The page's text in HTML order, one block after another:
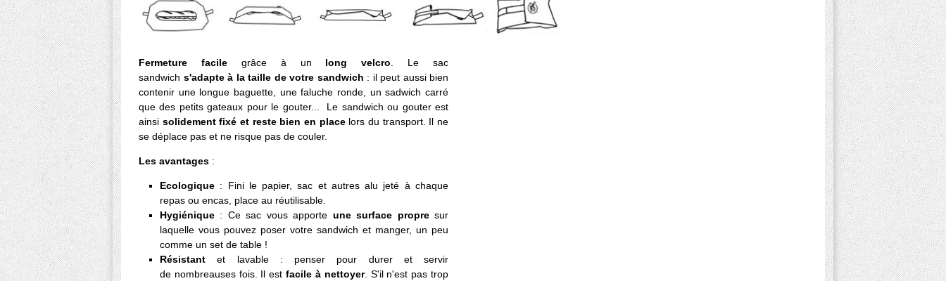
Fermeture facile grâce à un long velcro. Le sac
sandwich s'adapte à la taille de votre sandwich : il peut aussi bien
contenir une longue baguette, une faluche ronde, un sadwich carré
que des petits gateaux pour le gouter... Le sandwich ou gouter est
ainsi solidement fixé et reste bien en place lors du transport. Il ne
se déplace pas et ne risque pas de couler.
Les avantages :
Ecologique : Fini le papier, sac et autres alu jeté à chaque
repas ou encas, place au réutilisable.
Hygiénique : Ce sac vous apporte une surface propresur
laquelle vous pouvez poser votre sandwich et manger, un peu
comme un set de table !
Résistantet lavable : penser pour durer et servir
de nombreauses fois. Il estfacile à nettoyer. S'il n'est pas trop